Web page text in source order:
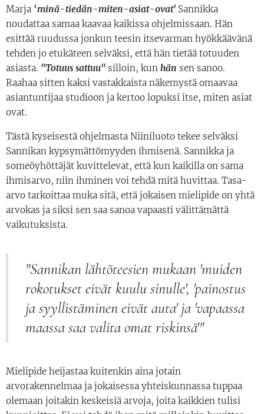
Marja 'minä-tiedän-miten-asiat-ovat' Sannikka
noudattaa samaa kaavaa kaikissa ohjelmissaan. Hän
esittää ruudussa jonkun teesin itsevarman hyökkäävänä
tehden jo etukäteen selväksi, että hän tietää totuuden
asiasta. "Totuus sattuu" silloin, kun hän sen sanoo.
Raahaa sitten kaksi vastakkaista näkemystä omaavaa
asiantuntijaa studioon ja kertoo lopuksi itse, miten asiat
ovat.
Tästä kyseisestä ohjelmasta Niiniluoto tekee selväksi
Sannikan kypsymättömyyden ihmisenä. Sannikka ja
someöyhöttäjät kuvittelevat, että kun kaikilla on sama
ihmisarvo, niin ihminen voi tehdä mitä huvittaa. Tasa-
arvo tarkoittaa muka sitä, että jokaisen mielipide on yhtä
arvokas ja siksi sen saa sanoa vapaasti välittämättä
vaikutuksista.
"Sannikan lähtöteesien mukaan 'muiden
rokotukset eivät kuulu sinulle', 'painostus
ja syyllistäminen eivät auta' ja 'vapaassa
maassa saa valita omat riskinsä'"
Mielipide heijastaa kuitenkin aina jotain
arvorakennelmaa ja jokaisessa yhteiskunnassa tuppaa
olemaan joitakin keskeisiä arvoja, joita kaikkien tulisi